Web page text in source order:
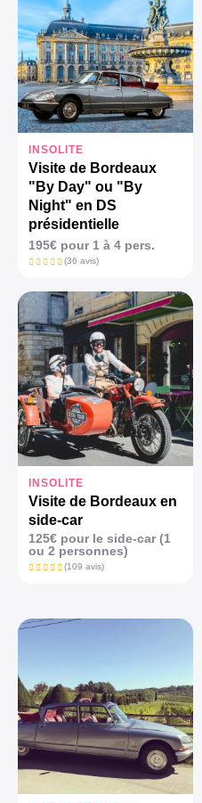
INSOLITE
Visite de Bordeaux
"By Day" ou "By
Night" en DS
présidentielle
195€ pour 1 à 4 pers.
(36 avis)
INSOLITE
Visite de Bordeaux en
side-car
125€ pour le side-car (1
ou 2 personnes)
(109 avis)